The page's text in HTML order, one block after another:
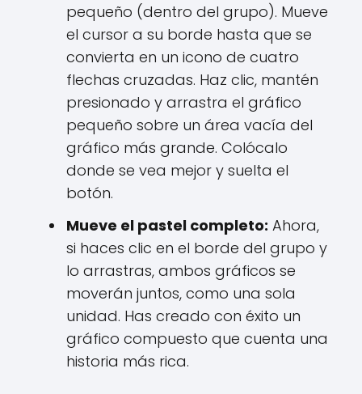
pequeño (dentro del grupo). Mueve
el cursor a su borde hasta que se
convierta en un icono de cuatro
flechas cruzadas. Haz clic, mantén
presionado y arrastra el gráfico
pequeño sobre un área vacía del
gráfico más grande. Colócalo
donde se vea mejor y suelta el
botón.
Mueve el pastel completo: Ahora,
si haces clic en el borde del grupo y
lo arrastras, ambos gráficos se
moverán juntos, como una sola
unidad. Has creado con éxito un
gráfico compuesto que cuenta una
historia más rica.